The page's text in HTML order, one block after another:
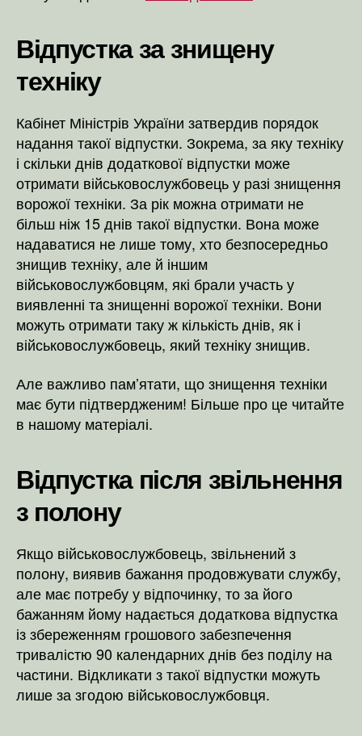
Відпустка за знищену
техніку
Кабінет Міністрів України затвердив порядок
надання такої відпустки. Зокрема, за яку техніку
і скільки днів додаткової відпустки може
отримати військовослужбовець у разі знищення
ворожої техніки. За рік можна отримати не
більш ніж 15 днів такої відпустки. Вона може
надаватися не лише тому, хто безпосередньо
знищив техніку, але й іншим
військовослужбовцям, які брали участь у
виявленні та знищенні ворожої техніки. Вони
можуть отримати таку ж кількість днів, як і
військовослужбовець, який техніку знищив.
Але важливо пам’ятати, що знищення техніки
має бути підтвердженим! Більше про це читайте
в нашому матеріалі.
Відпустка після звільнення
з полону
Якщо військовослужбовець, звільнений з
полону, виявив бажання продовжувати службу,
але має потребу у відпочинку, то за його
бажанням йому надається додаткова відпустка
із збереженням грошового забезпечення
тривалістю 90 календарних днів без поділу на
частини. Відкликати з такої відпустки можуть
лише за згодою військовослужбовця.